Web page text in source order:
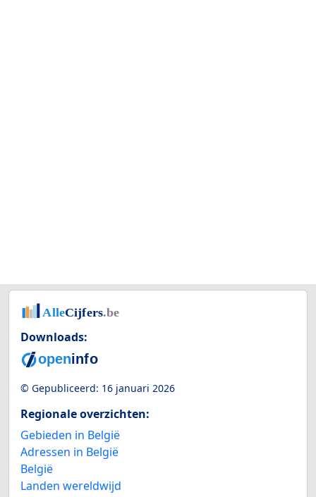
Downloads:
© Gepubliceerd: 16 januari 2026
Regionale overzichten:
Gebieden in België
Adressen in België
België
Landen wereldwijd